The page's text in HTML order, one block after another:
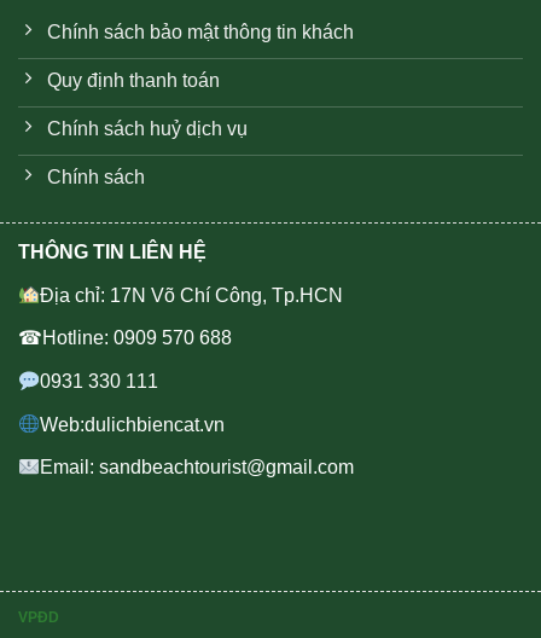
Chính sách bảo mật thông tin khách
Quy định thanh toán
Chính sách huỷ dịch vụ
Chính sách
THÔNG TIN LIÊN HỆ
Địa chỉ: 17N Võ Chí Công, Tp.HCN
☎Hotline: 0909 570 688
0931 330 111
Web:dulichbiencat.vn
Email: sandbeachtourist@gmail.com
VPĐD